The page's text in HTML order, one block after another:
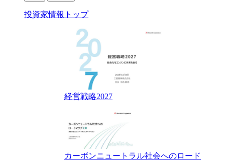
投資家情報トップ
経営戦略2027
カーボンニュートラル社会へのロード